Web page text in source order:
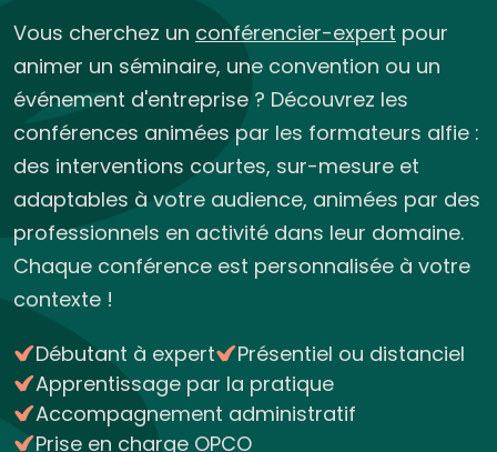
Vous cherchez un conférencier-expert pour
animer un séminaire, une convention ou un
événement d'entreprise ? Découvrez les
conférences animées par les formateurs alfie :
des interventions courtes, sur-mesure et
adaptables à votre audience, animées par des
professionnels en activité dans leur domaine.
Chaque conférence est personnalisée à votre
contexte !
Débutant à expert
Présentiel ou distanciel
Apprentissage par la pratique
Accompagnement administratif
Prise en charge OPCO